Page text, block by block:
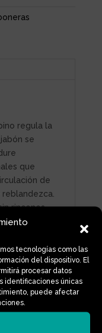
tecnologías como las
del dispositivo. El
procesar datos
identificaciones únicas
puede afectar
regula la
se
que
de
rincones
que el
con
apoyo.